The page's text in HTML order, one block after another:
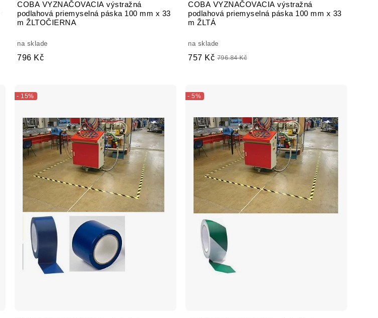
COBA VYZNAČOVACIA výstražná
podlahová priemyselná páska 100 mm x 33
m ŽLTOČIERNA
na sklade
796 Kč
COBA VYZNAČOVACIA výstražná
podlahová priemyselná páska 100 mm x 33
m ŽLTÁ
na sklade
757 Kč 796.84 Kč
- 15% - 5%